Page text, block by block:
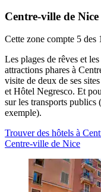
Centre-ville de Nice
Cette zone compte 5 des
Les plages de rêves et
attractions phares à
visite de deux de ses
et Hôtel Negresco. Et
sur les transports
exemple).
Trouver des hôtels à
Centre-ville de Nice